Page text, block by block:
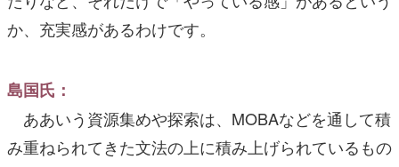
か、充実感があるわけです。
島国氏：
ああいう資源集めや探索は、MOBAなどを通して積
み重ねられてきた文法の上に積み上げられているもの